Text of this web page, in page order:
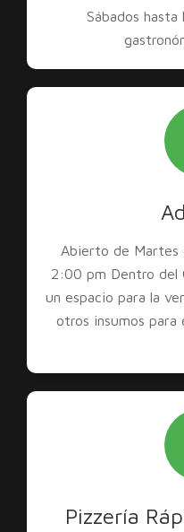
Sábados
Abierto de Martes
2:00 pm Dentro del
un espacio para la
otros insumos
Pizzería